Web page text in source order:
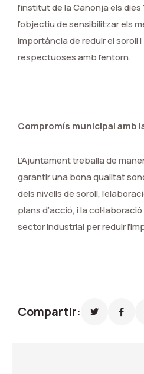
l’institut de la Canonja els dies
l’objectiu de sensibilitzar els
importància de reduir el soroll
respectuoses amb l’entorn.
Compromís municipal amb
L’Ajuntament treballa de
garantir una bona qualitat
dels nivells de soroll,
plans d’acció, i la
sector industrial per reduir
Compartir: